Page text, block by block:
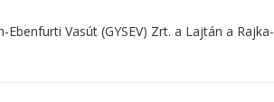
Vasút (GYSEV) Zrt. a Lajtán a Rajka-